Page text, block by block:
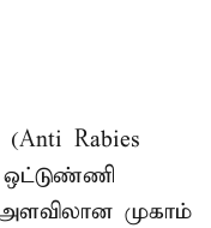
(Anti Rabies
ஒட்டுண்ணி
அளவிலான முகாம்